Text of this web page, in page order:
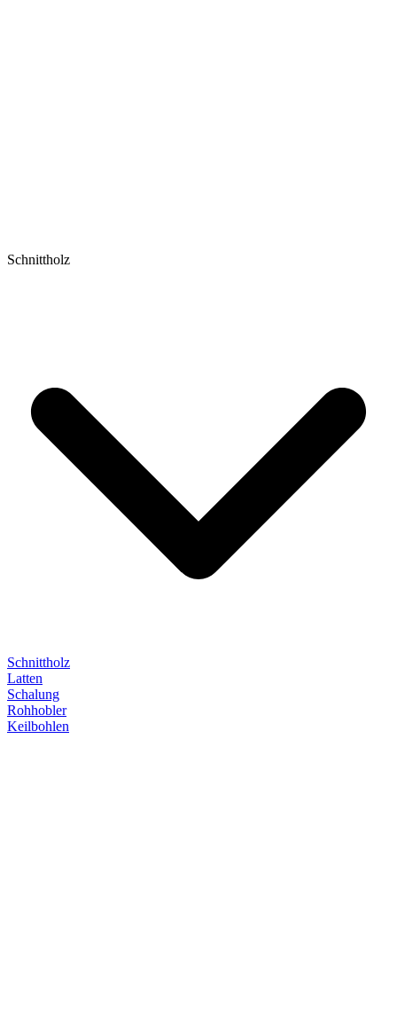
Schnittholz
Schnittholz
Latten
Schalung
Rohhobler
Keilbohlen